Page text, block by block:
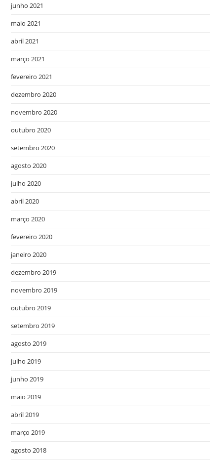
junho 2021
maio 2021
abril 2021
março 2021
fevereiro 2021
dezembro 2020
novembro 2020
outubro 2020
setembro 2020
agosto 2020
julho 2020
abril 2020
março 2020
fevereiro 2020
janeiro 2020
dezembro 2019
novembro 2019
outubro 2019
setembro 2019
agosto 2019
julho 2019
junho 2019
maio 2019
abril 2019
março 2019
agosto 2018